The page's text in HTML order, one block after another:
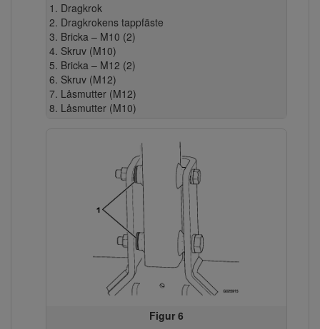
Dragkrok
Dragkrokens tappfäste
Bricka – M10 (2)
Skruv (M10)
Bricka – M12 (2)
Skruv (M12)
Låsmutter (M12)
Låsmutter (M10)
Figur 6